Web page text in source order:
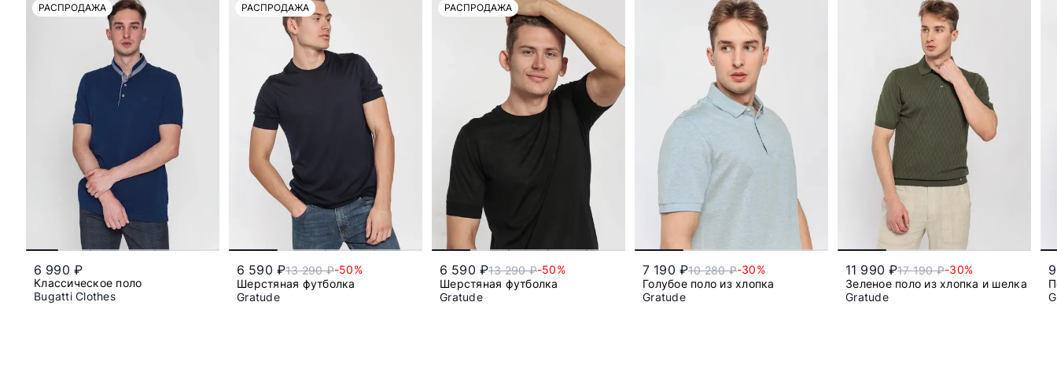
РАСПРОДАЖА
6 990 ₽
Классическое поло
Bugatti Clothes
РАСПРОДАЖА
6 590 ₽13 290 ₽-50%
Шерстяная футболка
Gratude
РАСПРОДАЖА
6 590 ₽13 290 ₽-50%
Шерстяная футболка
Gratude
7 190 ₽10 280 ₽-30%
Голубое поло из хлопка
Gratude
11 990 ₽17 190 ₽-30%
Зеленое поло из хлопка и шелка
Gratude